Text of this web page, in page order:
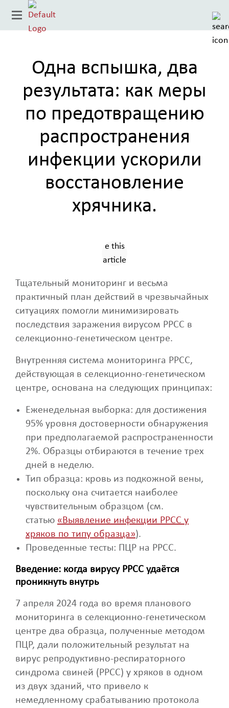
Страна
Одна вспышка, два
результата: как меры
по предотвращению
распространения
инфекции ускорили
восстановление
хрячника.
Тщательный мониторинг и весьма
практичный план действий в чрезвычайных
ситуациях помогли минимизировать
последствия заражения вирусом РРСС в
селекционно-генетическом центре.
Внутренняя система мониторинга РРСС,
действующая в селекционно-генетическом
центре, основана на следующих принципах:
Еженедельная выборка: для достижения
95% уровня достоверности обнаружения
при предполагаемой распространенности
2%. Образцы отбираются в течение трех
дней в неделю.
Тип образца: кровь из подкожной вены,
поскольку она считается наиболее
чувствительным образцом (см.
статью «Выявление инфекции РРСС у
хряков по типу образца»).
Проведенные тесты: ПЦР на РРСС.
Введение: когда вирусу РРСС удаётся
проникнуть внутрь
7 апреля 2024 года во время планового
мониторинга в селекционно-генетическом
центре два образца, полученные методом
ПЦР, дали положительный результат на
вирус репродуктивно-респираторного
синдрома свиней (РРСС) у хряков в одном
из двух зданий, что привело к
немедленному срабатыванию протокола